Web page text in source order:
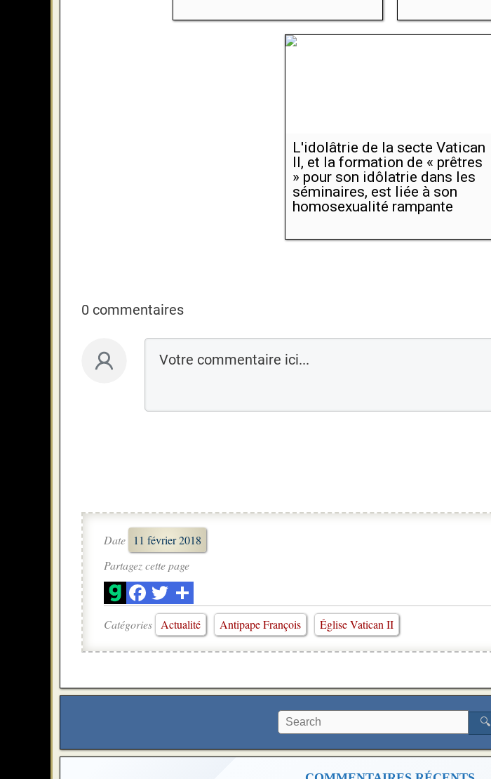
L'idolâtrie de la secte Vatican
II, et la formation de « prêtres
» pour son idôlatrie dans les
séminaires, est liée à son
homosexualité rampante
0 commentaires
Date
11 février 2018
Partagez cette page
Catégories Actualité Antipape François Église Vatican II
🔍